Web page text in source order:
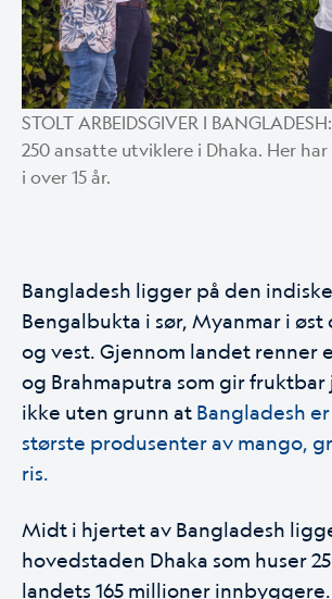
STOLT ARBEIDSGIVER I
250 ansatte utviklere i Dhaka. Her
i over 15 år.
Bangladesh ligger på den
Bengalbukta i sør, Myanmar i øst
og vest. Gjennom landet renner
og Brahmaputra som gir fruktbar
ikke uten grunn at Bangladesh
største produsenter av mango,
ris.
Midt i hjertet av Bangladesh
hovedstaden Dhaka som huser
landets 165 millioner